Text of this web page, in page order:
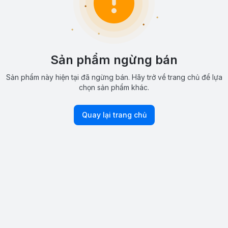
Sản phẩm ngừng bán
Sản phẩm này hiện tại đã ngừng bán. Hãy trở về trang chủ để lựa
chọn sản phẩm khác.
Quay lại trang chủ